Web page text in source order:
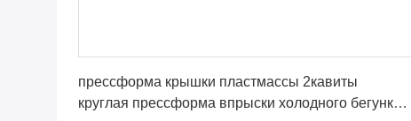
прессформа крышки пластмассы 2кавиты
круглая прессформа впрыски холодного бегунка